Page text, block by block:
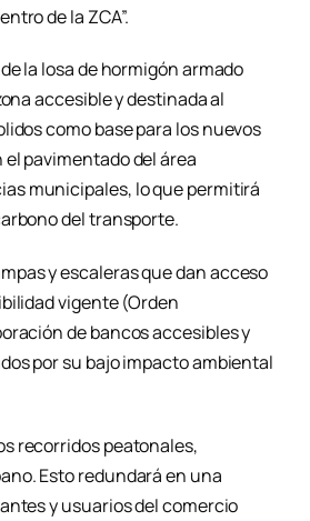
de la ZCA”.
la losa de hormigón armado
accesible y destinada al
como base para los nuevos
pavimentado del área
municipales, lo que permitirá
del transporte.
y escaleras que dan acceso
vigente (Orden
de bancos accesibles y
por su bajo impacto ambiental
recorridos peatonales,
Esto redundará en una
y usuarios del comercio